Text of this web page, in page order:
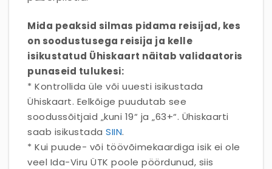
Mida peaksid silmas pidama reisijad, kes
on soodustusega reisija ja kelle
isikustatud Ühiskaart näitab validaatoris
punaseid tulukesi:
* Kontrollida üle või uuesti isikustada
Ühiskaart. Eelkõige puudutab see
soodussõitjaid „kuni 19“ ja „63+“. Ühiskaarti
saab isikustada SIIN.
* Kui puude- või töövõimekaardiga isik ei ole
veel Ida-Viru ÜTK poole pöördunud, siis